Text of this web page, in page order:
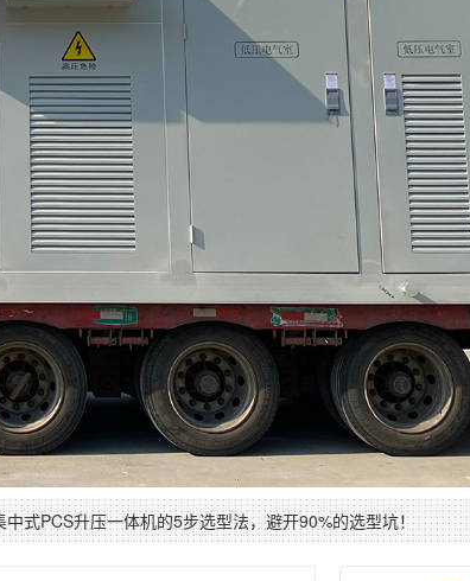
式PCS升压一体机的5步选型法，避开90%的选型坑！